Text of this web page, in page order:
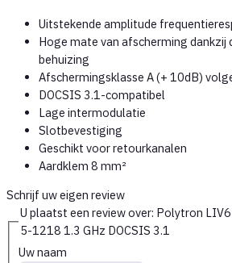
Uitstekende amplitude
Hoge mate van afscherming dankzij
behuizing
Afschermingsklasse A (+ 10dB)
DOCSIS 3.1-compatibel
Lage intermodulatie
Slotbevestiging
Geschikt voor retourkanalen
Aardklem 8 mm²
Schrijf uw eigen review
U plaatst een review over: Polytron
5-1218 1.3 GHz DOCSIS 3.1
Uw naam